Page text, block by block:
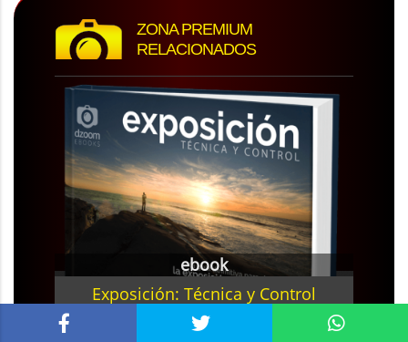
ZONA PREMIUM
RELACIONADOS
ebook
Exposición: Técnica y Control